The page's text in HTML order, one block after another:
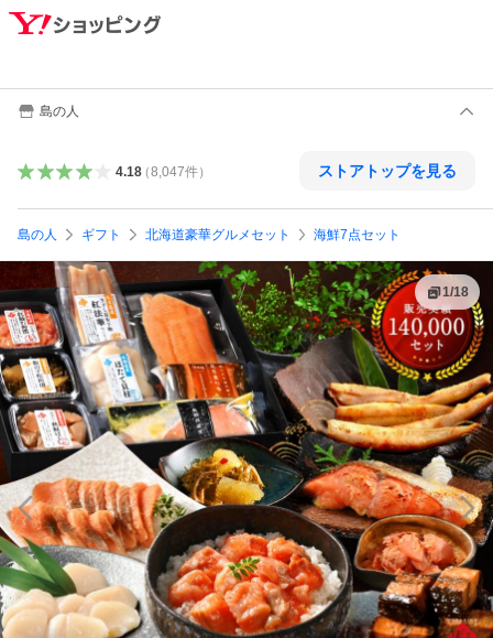
島の人
4.18（8,047件） ストアトップを見る
島の人 ギフト 北海道豪華グルメセット 海鮮7点セット
1/18